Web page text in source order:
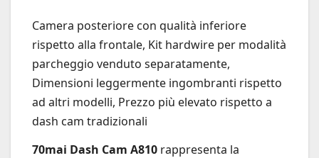
Camera posteriore con qualità inferiore
rispetto alla frontale, Kit hardwire per modalità
parcheggio venduto separatamente,
Dimensioni leggermente ingombranti rispetto
ad altri modelli, Prezzo più elevato rispetto a
dash cam tradizionali
70mai Dash Cam A810 rappresenta la